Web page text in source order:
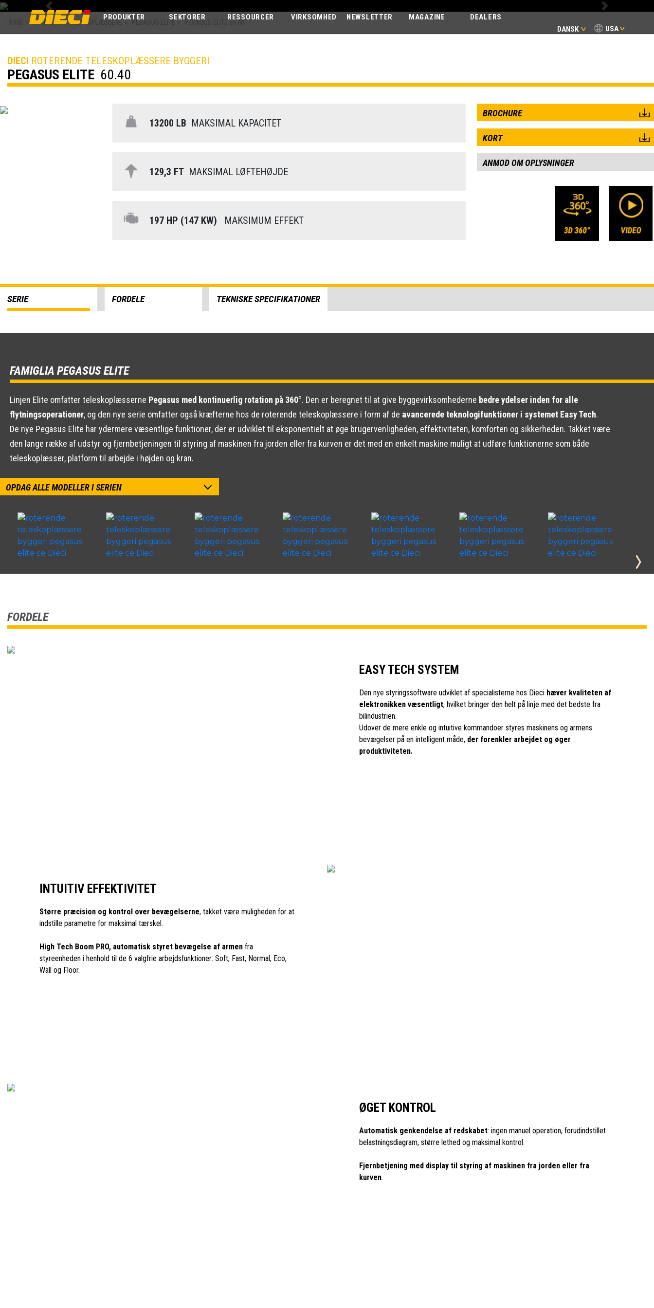
USA
DANSK
NEWSLETTER MAGAZINE DEALERS
PRODUKTER SEKTORER RESSOURCER VIRKSOMHED
Previous Next
PEGASUS ELITE
ROTERENDE TELESKOPLÆSSERE
DIECI ROTERENDE TELESKOPLÆSSERE BYGGERI
PEGASUS ELITE 60.40
13200 LB MAKSIMAL KAPACITET
129,3 FTMAKSIMAL LØFTEHØJDE
197 HP (147 KW) MAKSIMUM EFFEKT
BROCHURE
KORT
ANMOD OM OPLYSNINGER
SERIE FORDELE TEKNISKE SPECIFIKATIONER
FAMIGLIA PEGASUS ELITE
Linjen Elite omfatter teleskoplæsserne Pegasus med kontinuerlig rotation på 360°. Den er beregnet til at give byggevirksomhederne bedre ydelser inden for alle
flytningsoperationer, og den nye serie omfatter også kræfterne hos de roterende teleskoplæssere i form af de avancerede teknologifunktioner i systemet Easy Tech.
De nye Pegasus Elite har ydermere væsentlige funktioner, der er udviklet til eksponentielt at øge brugervenligheden, effektiviteten, komforten og sikkerheden. Takket være
den lange række af udstyr og fjernbetjeningen til styring af maskinen fra jorden eller fra kurven er det med en enkelt maskine muligt at udføre funktionerne som både
teleskoplæsser, platform til arbejde i højden og kran.
OPDAG ALLE MODELLER I SERIEN
FORDELE
EASY TECH SYSTEM
Den nye styringssoftware udviklet af specialisterne hos Dieci hæver kvaliteten af
elektronikken væsentligt, hvilket bringer den helt på linje med det bedste fra
bilindustrien.
Udover de mere enkle og intuitive kommandoer styres maskinens og armens
bevægelser på en intelligent måde, der forenkler arbejdet og øger
produktiviteten.
INTUITIV EFFEKTIVITET
Større præcision og kontrol over bevægelserne, takket være muligheden for at
indstille parametre for maksimal tærskel.
High Tech Boom PRO, automatisk styret bevægelse af armenfra
styreenheden i henhold til de 6 valgfrie arbejdsfunktioner: Soft, Fast, Normal, Eco,
Wall og Floor.
ØGET KONTROL
Automatisk genkendelse af redskabet: ingen manuel operation, forudindstillet
belastningsdiagram, større lethed og maksimal kontrol.
Fjernbetjening med display til styring af maskinen fra jorden eller fra
kurven.